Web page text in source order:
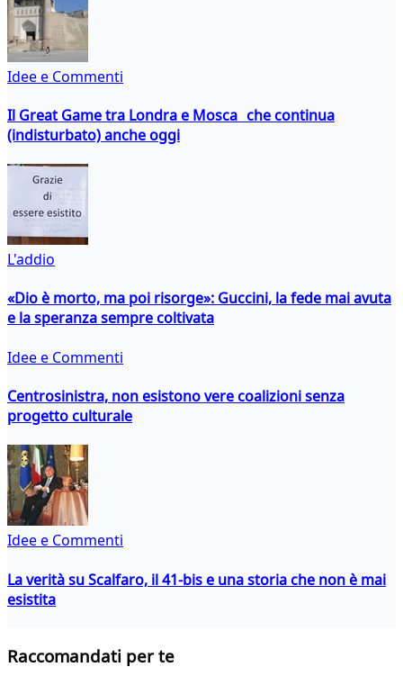
Idee e Commenti
Il Great Game tra Londra e Mosca che continua
(indisturbato) anche oggi
L'addio
«Dio è morto, ma poi risorge»: Guccini, la fede mai avuta
e la speranza sempre coltivata
Idee e Commenti
Centrosinistra, non esistono vere coalizioni senza
progetto culturale
Idee e Commenti
La verità su Scalfaro, il 41-bis e una storia che non è mai
esistita
Raccomandati per te